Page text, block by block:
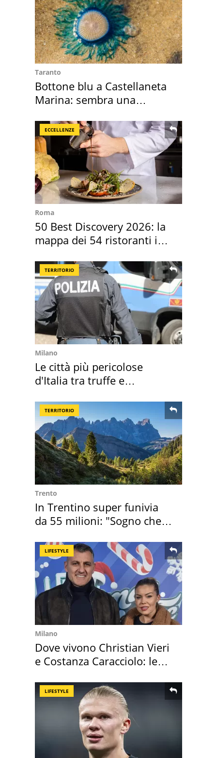
Taranto
Bottone blu a Castellaneta
Marina: sembra una
ECCELLENZE
Roma
50 Best Discovery 2026: la
mappa dei 54 ristoranti in
TERRITORIO
Milano
Le città più pericolose
d'Italia tra truffe e
TERRITORIO
Trento
In Trentino super funivia
da 55 milioni: "Sogno che si
LIFESTYLE
Milano
Dove vivono Christian Vieri
e Costanza Caracciolo: le
LIFESTYLE